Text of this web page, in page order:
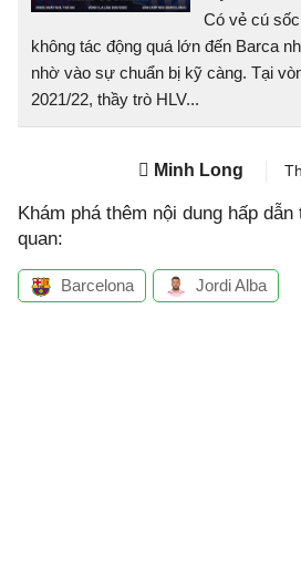
Có vẻ cú
không tác động quá lớn đến Barca
nhờ vào sự chuẩn bị kỹ càng. Tại
2021/22, thầy trò HLV...
Minh Long
Khám phá thêm nội dung hấp
quan:
Barcelona Jordi Alba